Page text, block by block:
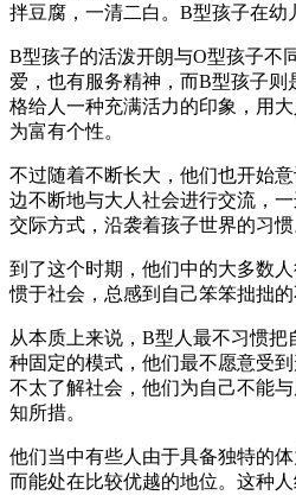
拌豆腐，一清二白。B型孩子在幼
B型孩子的活泼开朗与O型孩子不
爱，也有服务精神，而B型孩子则
格给人一种充满活力的印象，用
为富有个性。
不过随着不断长大，他们也开始
边不断地与大人社会进行交流，
交际方式，沿袭着孩子世界的习惯
到了这个时期，他们中的大多数
惯于社会，总感到自己笨笨拙拙的
从本质上来说，B型人最不习惯
种固定的模式，他们最不愿意受
不太了解社会，他们为自己不能
知所措。
他们当中有些人由于具备独特的
而能处在比较优越的地位。这种